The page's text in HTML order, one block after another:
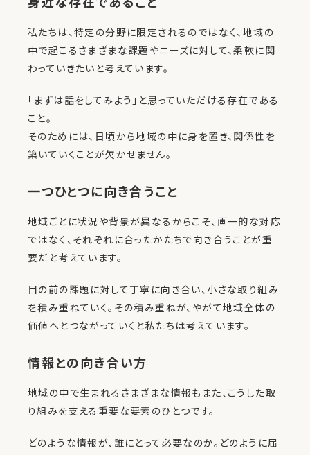
私たちは、特定の分野に限定されるのではなく、地域の
中で起こるさまざまな課題やニーズに対して、柔軟に関
わっていきたいと考えています。
「まずは話をしてみよう」と思っていただける存在である
こと。
そのためには、日頃から地域の中に身を置き、関係性を
築いていくことが欠かせません。
一つひとつに向き合うこと
地域ごとに状況や背景が異なるからこそ、画一的な対応
ではなく、それぞれに合ったかたちで向き合うことが重
要だと考えています。
目の前の課題に対して丁寧に向き合い、小さな取り組み
を積み重ねていく。その積み重ねが、やがて地域全体の
価値へとつながっていくと私たちは考えています。
情報との向き合い方
地域の中で生まれるさまざまな情報もまた、こうした取
り組みを支える重要な要素のひとつです。
どのような情報が、誰にとって必要なのか。どのように届